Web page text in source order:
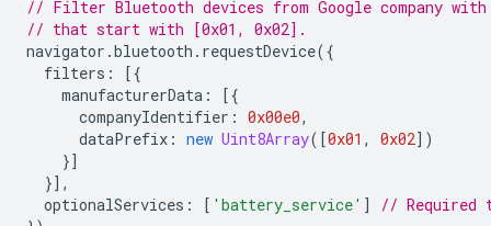
// Filter Bluetooth devices from Google company
// that start with [0x01, 0x02].
navigator .bluetooth . requestDevice({
filters :
[{
manufacturerData :
[{
companyIdentifier : 0x00e0,
dataPrefix : new Uint8Array([0x01 , 0x02])
}]
}],
optionalServices : [ 'battery_service' ]
// Required